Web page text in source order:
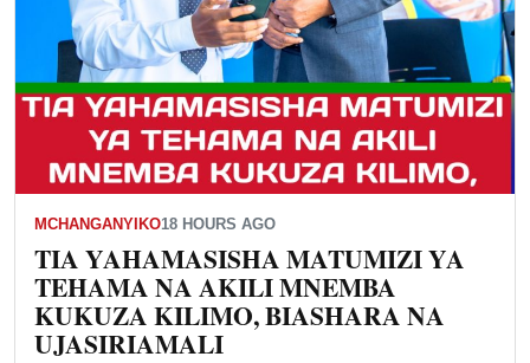
MCHANGANYIKO18 HOURS AGO
TIA YAHAMASISHA MATUMIZI YA
TEHAMA NA AKILI MNEMBA
KUKUZA KILIMO, BIASHARA NA
UJASIRIAMALI